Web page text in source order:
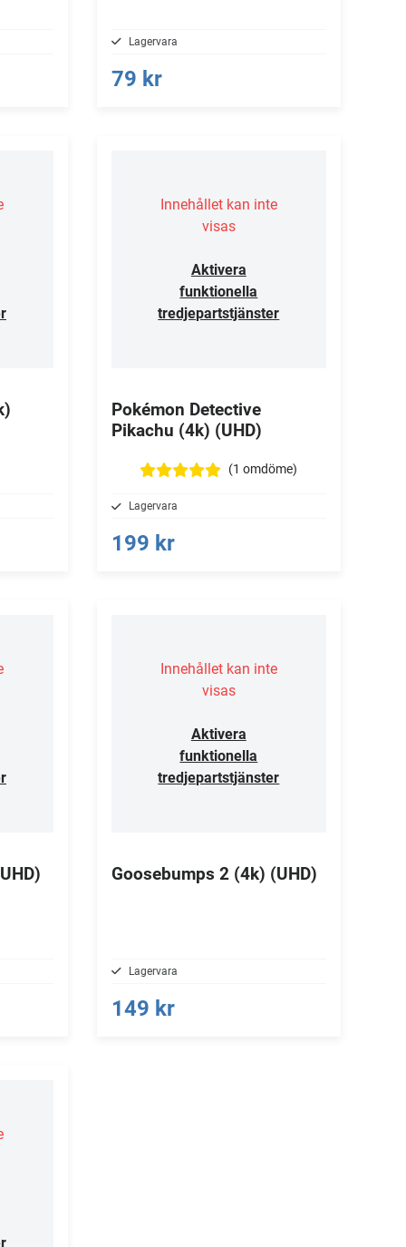
Lagervara
79 kr
Innehållet kan inte
visas
Aktivera
funktionella
tredjepartstjänster
Pokémon Detective
Pikachu (4k) (UHD)
(1omdöme)
Lagervara
199 kr
Innehållet kan inte
visas
Aktivera
funktionella
tredjepartstjänster
Goosebumps 2 (4k) (UHD)
Lagervara
149 kr